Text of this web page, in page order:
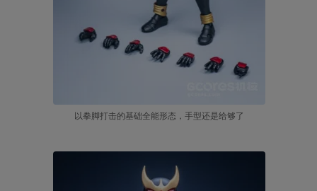
以拳脚打击的基础全能形态，手型还是给够了